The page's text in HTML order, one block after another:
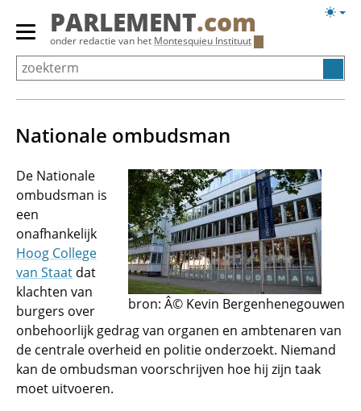
Overslaan
Primair
menu
tonen/verbergen
PARLEMENT.com
onder redactie van het Montesquieu Instituut
Nationale ombudsman
bron: Â© Kevin Bergenhenegouwen
De Nationale
ombudsman is
een
onafhankelijk
Hoog College
van Staat dat
klachten van
burgers over
onbehoorlijk gedrag van organen en ambtenaren van
de centrale overheid en politie onderzoekt. Niemand
kan de ombudsman voorschrijven hoe hij zijn taak
moet uitvoeren.